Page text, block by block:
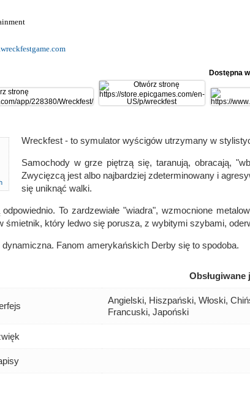
Dostępna
Wreckfest - to symulator wyścigów utrzymany w
Samochody w grze piętrzą się, taranują, obracają,
Zwycięzcą jest albo najbardziej zdeterminowany i
się uniknąć walki.
To zardzewiałe "wiadra", wzmocnione
śmietnik, który ledwo się porusza, z wybitymi szybami,
Fanom amerykańskich Derby się to spodoba.
Obsługiwane
Angielski, Hiszpański, Włoski,
Francuski, Japoński